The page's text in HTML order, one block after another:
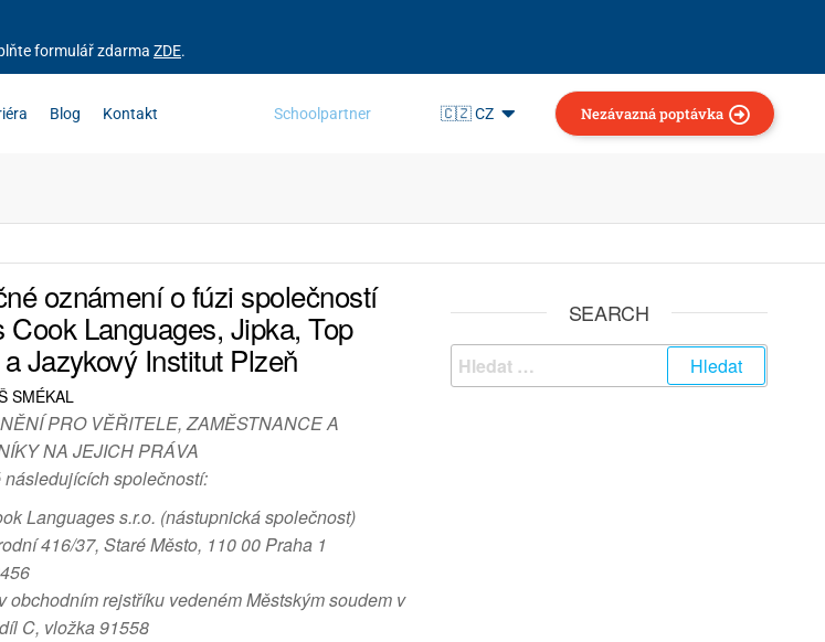
formulář zdarma ZDE.
Blog Kontakt Schoolpartner 🇨🇿 CZ Nezávazná poptávka
oznámení o fúzi společností
Cook Languages, Jipka, Top
Jazykový Institut Plzeň
SMÉKAL
PRO VĚŘITELE, ZAMĚSTNANCE A
NA JEJICH PRÁVA
následujících společností:
Languages s.r.o. (nástupnická společnost)
416/37, Staré Město, 110 00 Praha 1
obchodním rejstříku vedeném Městským soudem v
C, vložka 91558
SEARCH